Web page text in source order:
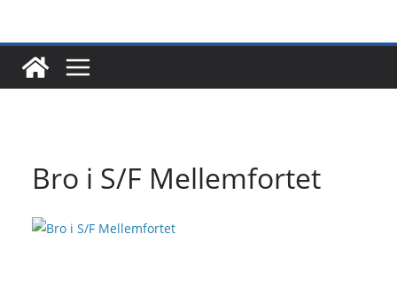
content
Bro i S/F Mellemfortet